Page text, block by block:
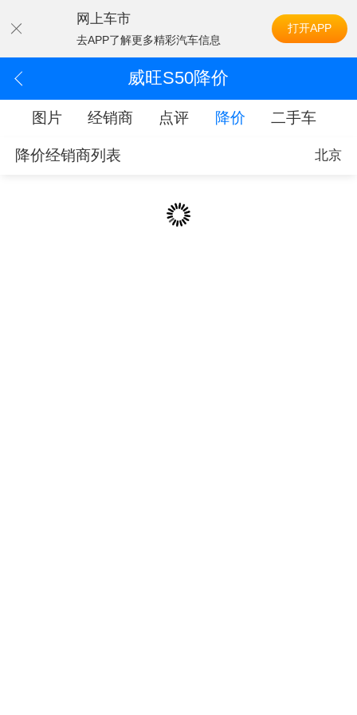
网上车市
去APP了解更多精彩汽车信息
打开APP
威旺S50降价
图片 经销商 点评 降价 二手车
降价经销商列表 北京